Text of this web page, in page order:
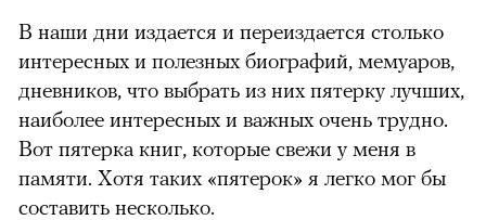
В наши дни издается и переиздается столько
интересных и полезных биографий, мемуаров,
дневников, что выбрать из них пятерку лучших,
наиболее интересных и важных очень трудно.
Вот пятерка книг, которые свежи у меня в
памяти. Хотя таких «пятерок» я легко мог бы
составить несколько.